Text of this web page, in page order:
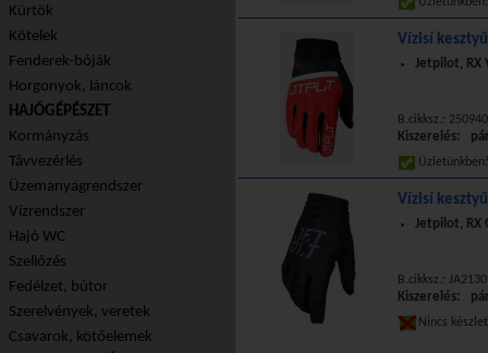
Kürtök
Kötelek
Fenderek-bóják
Horgonyok, láncok
HAJÓGÉPÉSZET
Kormányzás
Távvezérlés
Üzemanyagrendszer
Vízrendszer
Hajó WC
Szellőzés
Fedélzet, bútor
Szerelvények, veretek
Csavarok, kötőelemek
Vízisí
Jetpilot, RX
B.cikksz.:
Kiszerelés:
Vízisí
Jetpilot, RX
B.cikksz.:
Kiszerelés:
Nincs